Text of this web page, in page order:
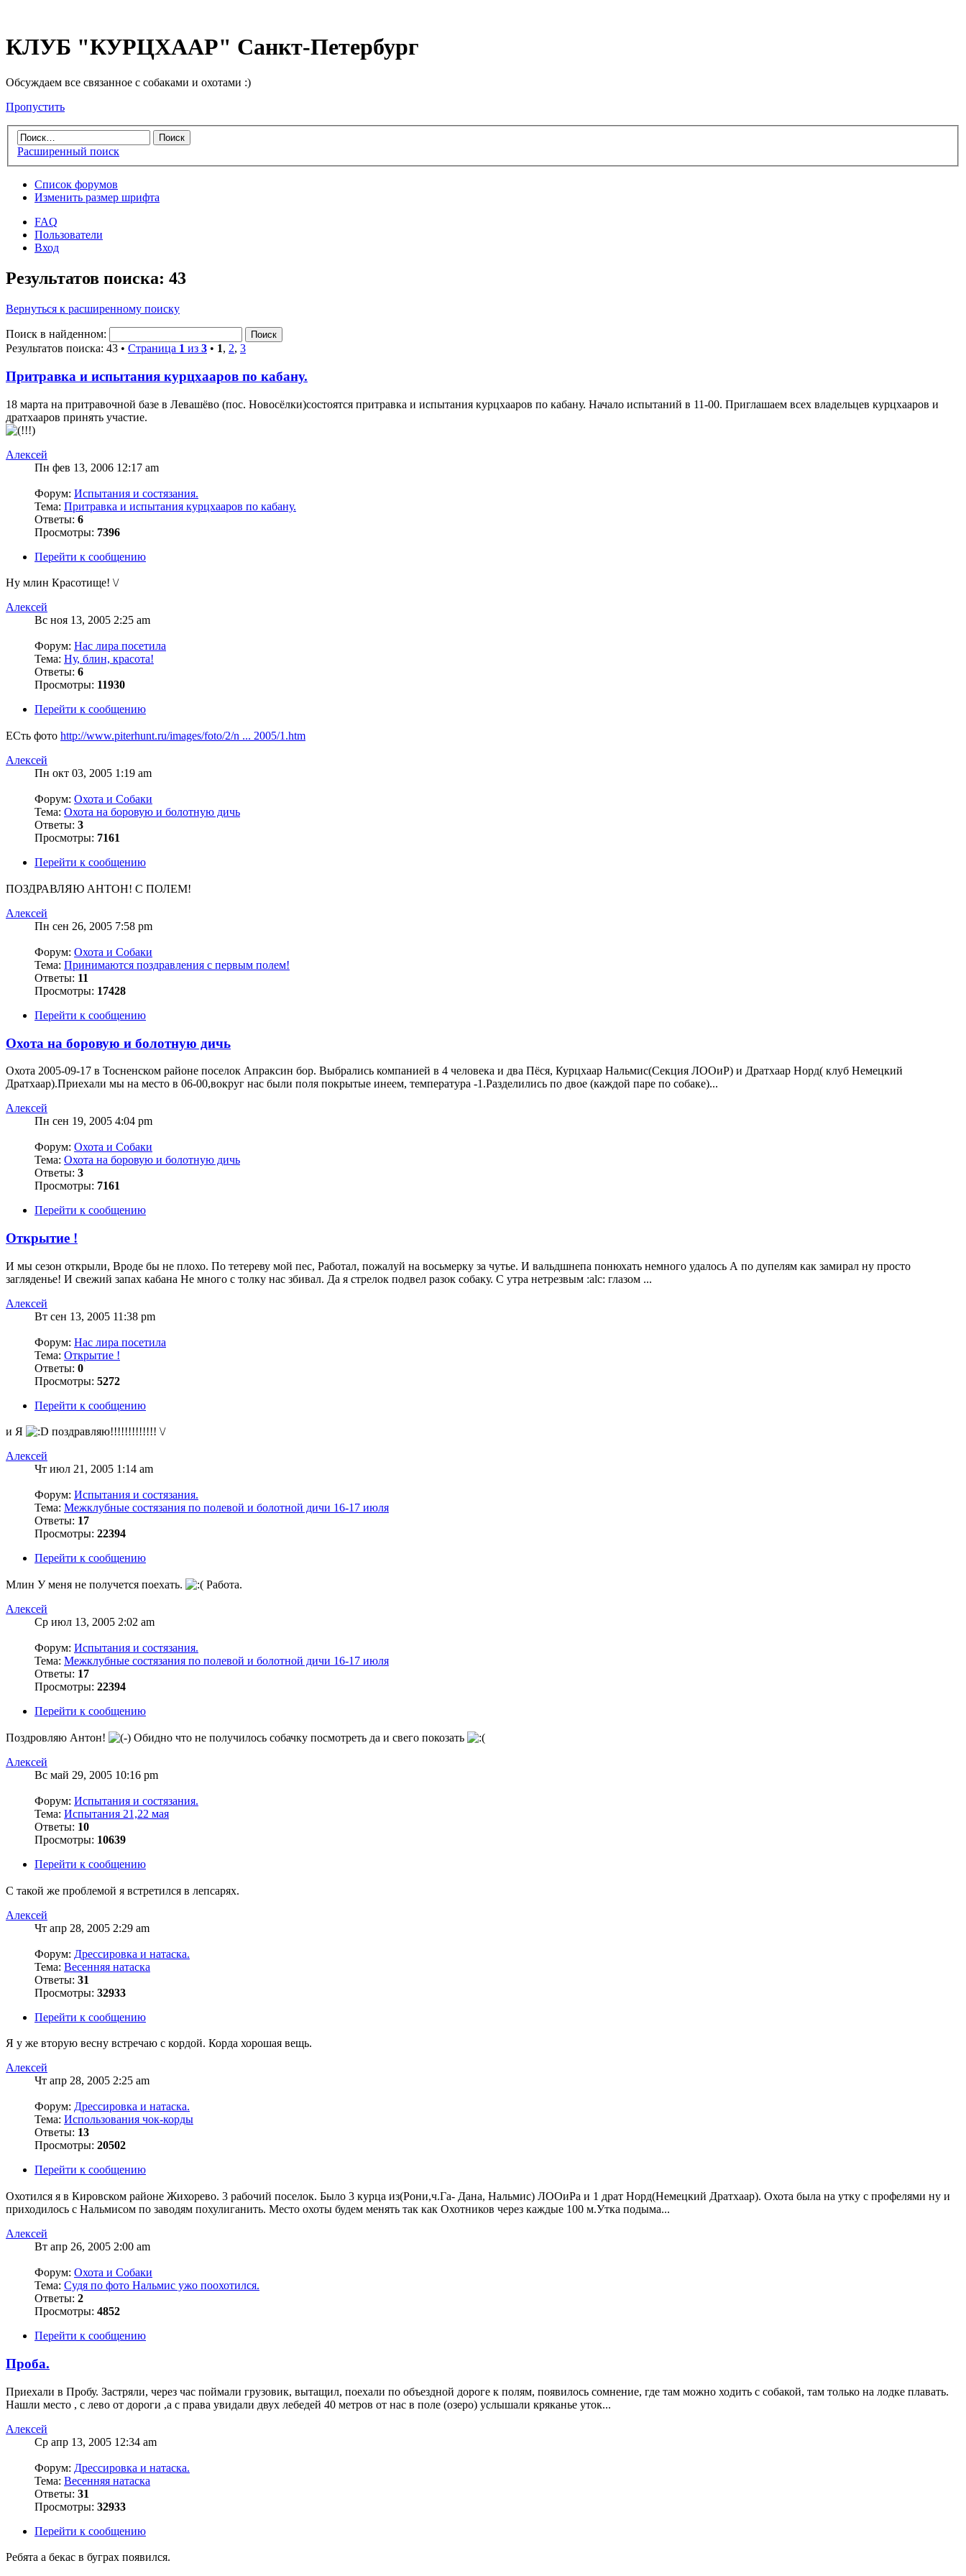
КЛУБ "КУРЦХААР" Санкт-Петербург
Обсуждаем все связанное с собаками и охотами :)
Пропустить
Расширенный поиск
Список форумов
Изменить размер шрифта
FAQ
Пользователи
Вход
Результатов поиска: 43
Вернуться к расширенному поиску
Поиск в найденном:
Результатов поиска: 43 • Страница 1 из 3 • 1, 2, 3
Притравка и испытания курцхааров по кабану.
18 марта на притравочной базе в Левашёво (пос. Новосёлки)состоятся притравка и испытания курцхааров по кабану. Начало испытаний в 11-00. Приглашаем всех владельцев курцхааров и
дратхааров принять участие.
Алексей
Пн фев 13, 2006 12:17 am
Форум: Испытания и состязания.
Тема: Притравка и испытания курцхааров по кабану.
Ответы: 6
Просмотры: 7396
Перейти к сообщению
Ну млин Красотище! \/
Алексей
Вс ноя 13, 2005 2:25 am
Форум: Нас лира посетила
Тема: Ну, блин, красота!
Ответы: 6
Просмотры: 11930
Перейти к сообщению
ЕСть фото http://www.piterhunt.ru/images/foto/2/n ... 2005/1.htm
Алексей
Пн окт 03, 2005 1:19 am
Форум: Охота и Собаки
Тема: Охота на боровую и болотную дичь
Ответы: 3
Просмотры: 7161
Перейти к сообщению
ПОЗДРАВЛЯЮ АНТОН! С ПОЛЕМ!
Алексей
Пн сен 26, 2005 7:58 pm
Форум: Охота и Собаки
Тема: Принимаются поздравления с первым полем!
Ответы: 11
Просмотры: 17428
Перейти к сообщению
Охота на боровую и болотную дичь
Охота 2005-09-17 в Тосненском районе поселок Апраксин бор. Выбрались компанией в 4 человека и два Пёся, Курцхаар Нальмис(Секция ЛООиР) и Дратхаар Норд( клуб Немецкий
Дратхаар).Приехали мы на место в 06-00,вокруг нас были поля покрытые инеем, температура -1.Разделились по двое (каждой паре по собаке)...
Алексей
Пн сен 19, 2005 4:04 pm
Форум: Охота и Собаки
Тема: Охота на боровую и болотную дичь
Ответы: 3
Просмотры: 7161
Перейти к сообщению
Открытие !
И мы сезон открыли, Вроде бы не плохо. По тетереву мой пес, Работал, пожалуй на восьмерку за чутье. И вальдшнепа понюхать немного удалось А по дупелям как замирал ну просто
загляденье! И свежий запах кабана Не много с толку нас збивал. Да я стрелок подвел разок собаку. С утра нетрезвым :alc: глазом ...
Алексей
Вт сен 13, 2005 11:38 pm
Форум: Нас лира посетила
Тема: Открытие !
Ответы: 0
Просмотры: 5272
Перейти к сообщению
и Я
поздравляю!!!!!!!!!!!!! \/
Алексей
Чт июл 21, 2005 1:14 am
Форум: Испытания и состязания.
Тема: Межклубные состязания по полевой и болотной дичи 16-17 июля
Ответы: 17
Просмотры: 22394
Перейти к сообщению
Млин У меня не получется поехать.
Работа.
Алексей
Ср июл 13, 2005 2:02 am
Форум: Испытания и состязания.
Тема: Межклубные состязания по полевой и болотной дичи 16-17 июля
Ответы: 17
Просмотры: 22394
Перейти к сообщению
Поздровляю Антон!
Обидно что не получилось собачку посмотреть да и свего покозать
Алексей
Вс май 29, 2005 10:16 pm
Форум: Испытания и состязания.
Тема: Испытания 21,22 мая
Ответы: 10
Просмотры: 10639
Перейти к сообщению
С такой же проблемой я встретился в лепсарях.
Алексей
Чт апр 28, 2005 2:29 am
Форум: Дрессировка и натаска.
Тема: Весенняя натаска
Ответы: 31
Просмотры: 32933
Перейти к сообщению
Я у же вторую весну встречаю с кордой. Корда хорошая вещь.
Алексей
Чт апр 28, 2005 2:25 am
Форум: Дрессировка и натаска.
Тема: Использования чок-корды
Ответы: 13
Просмотры: 20502
Перейти к сообщению
Охотился я в Кировском районе Жихорево. 3 рабочий поселок. Было 3 курца из(Рони,ч.Га- Дана, Нальмис) ЛООиРа и 1 драт Норд(Немецкий Дратхаар). Охота была на утку с профелями ну и
приходилось с Нальмисом по заводям похулиганить. Место охоты будем менять так как Охотников через каждые 100 м.Утка подыма...
Алексей
Вт апр 26, 2005 2:00 am
Форум: Охота и Собаки
Тема: Судя по фото Нальмис ужо поохотился.
Ответы: 2
Просмотры: 4852
Перейти к сообщению
Проба.
Приехали в Пробу. Застряли, через час поймали грузовик, вытащил, поехали по объездной дороге к полям, появилось сомнение, где там можно ходить с собакой, там только на лодке плавать.
Нашли место , с лево от дороги ,а с права увидали двух лебедей 40 метров от нас в поле (озеро) услышали кряканье уток...
Алексей
Ср апр 13, 2005 12:34 am
Форум: Дрессировка и натаска.
Тема: Весенняя натаска
Ответы: 31
Просмотры: 32933
Перейти к сообщению
Ребята а бекас в буграх появился.